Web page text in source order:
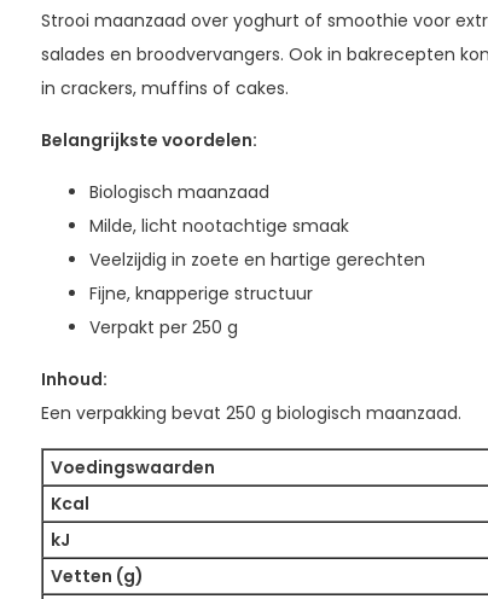
Strooi maanzaad over yoghurt of smoothie voor
salades en broodvervangers. Ook in bakrecepten
in crackers, muffins of cakes.
Belangrijkste voordelen:
Biologisch maanzaad
Milde, licht nootachtige smaak
Veelzijdig in zoete en hartige gerechten
Fijne, knapperige structuur
Verpakt per 250 g
Inhoud:
Een verpakking bevat 250 g biologisch maanzaad.
Voedingswaarden
Kcal
kJ
Vetten (g)